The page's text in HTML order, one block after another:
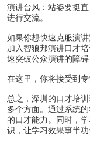
演讲台风：站姿要挺
进行交流。
如果你想快速克服演
加入智狼邦演讲口才
速突破公众演讲的障
在这里，你将接受到
总之，深圳的口才培
多个方面。通过系统
的口才能力。同时，
识，让学习效果事半功